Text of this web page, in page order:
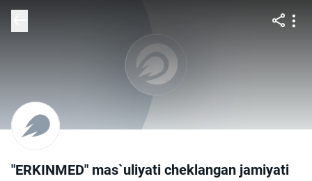
"ERKINMED" mas`uliyati cheklangan jamiyati